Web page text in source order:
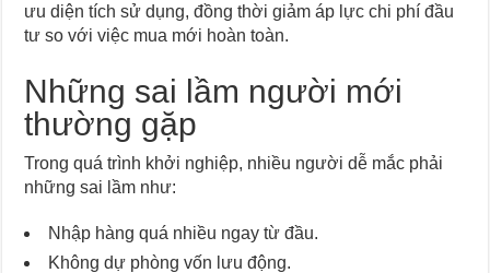
ưu diện tích sử dụng, đồng thời giảm áp lực chi phí đầu
tư so với việc mua mới hoàn toàn.
Những sai lầm người mới
thường gặp
Trong quá trình khởi nghiệp, nhiều người dễ mắc phải
những sai lầm như:
Nhập hàng quá nhiều ngay từ đầu.
Không dự phòng vốn lưu động.